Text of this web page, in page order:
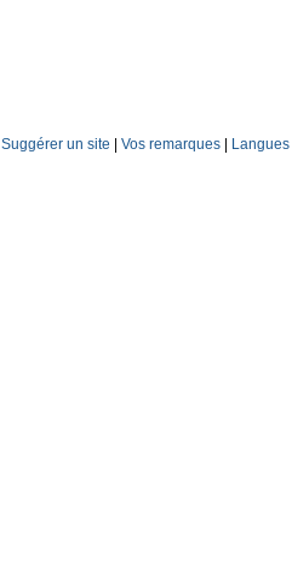
Suggérer un site Vos remarques Langues